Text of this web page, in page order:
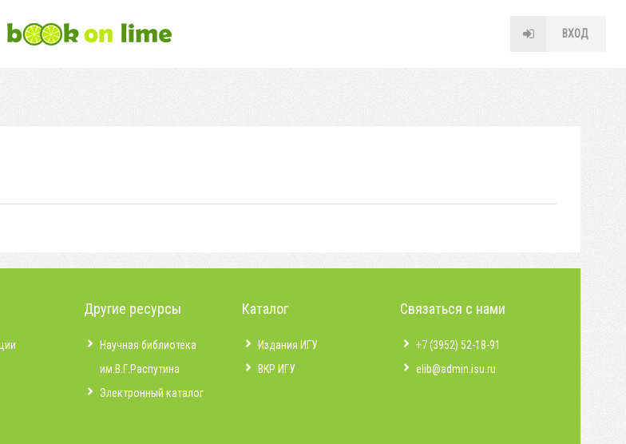
ВХОД
Другие ресурсы
Научная библиотека
им.В.Г.Распутина
Электронный каталог
Каталог
Издания ИГУ
ВКР ИГУ
Связаться с нами
+7 (3952) 52-18-91
elib@admin.isu.ru